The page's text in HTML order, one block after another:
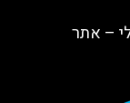
– אתר